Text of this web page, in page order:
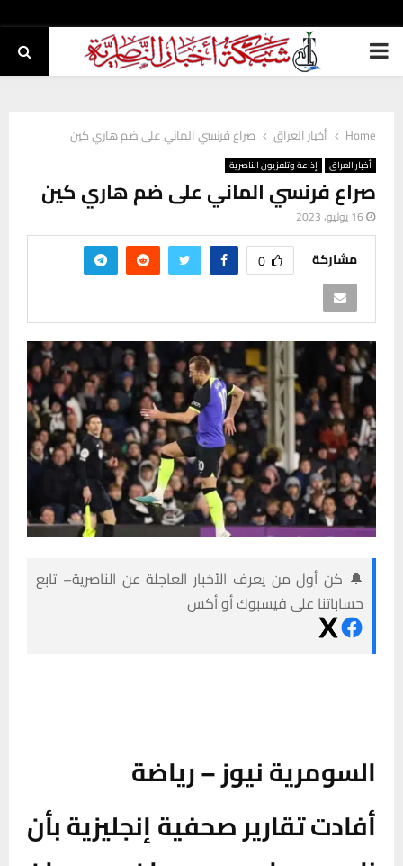
PRIMARY
Home أخبار العراق صراع فرنسي الماني على ضم هاري كين
أخبار العراق إذاعة وتلفزيون الناصرية
صراع فرنسي الماني على ضم هاري كين
16 يوليو، 2023
مشاركة 0
🔔 كن أول من يعرف الأخبار العاجلة عن الناصرية– تابع
حساباتنا على فيسبوك أو أكس
السومرية نيوز – رياضة
أفادت تقارير صحفية إنجليزية بأن